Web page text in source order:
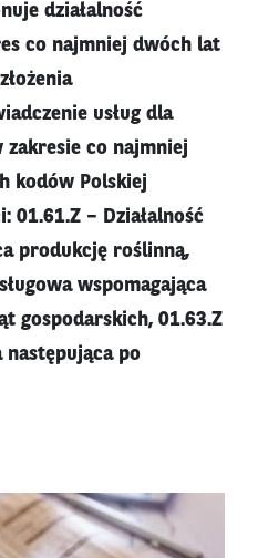
działalność
co najmniej dwóch lat
usług dla
co najmniej
kodów Polskiej
01.61.Z – Działalność
produkcję roślinną,
wspomagająca
gospodarskich, 01.63.Z
następująca po